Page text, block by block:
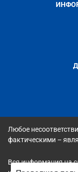
Любое
фактическими –
Вся информация на